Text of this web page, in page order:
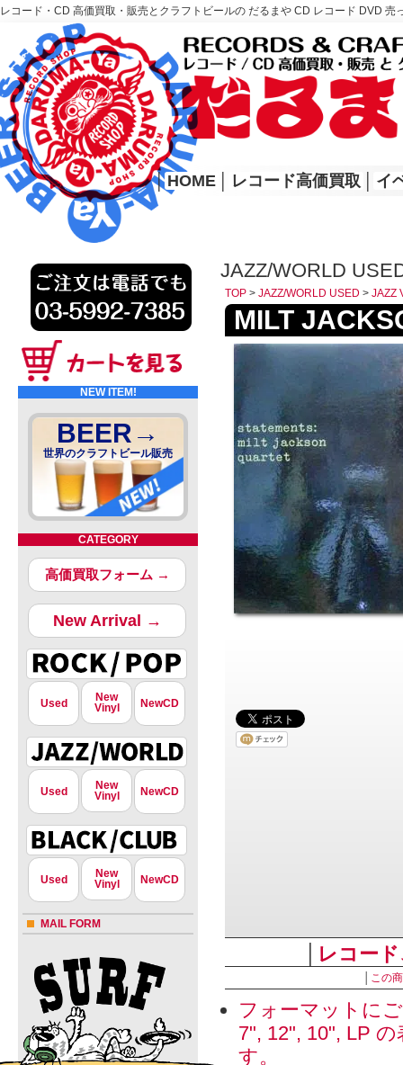
レコード・CD 高価買取・販売とクラフトビールの だるまや CD レコード DVD
レコード高価買取はこちら
HOME
│ HOME レコード高価買取 イ
NEW ITEM!
BEER→
世界のクラフトビール販売
CATEGORY
高価買取フォーム →
New Arrival →
Used
New
Vinyl
NewCD
Used
New
Vinyl
NewCD
Used
New
Vinyl
NewCD
MAIL FORM
JAZZ/WORLD
TOP > JAZZ/WORLD USED > JAZZ
MILT
レコー
この
フォーマットに
7", 12", 10", LP
す。